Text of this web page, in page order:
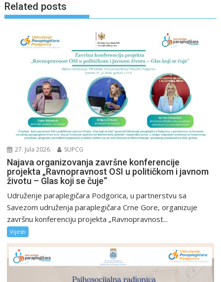
Related posts
27. Jula 2026. SUPCG
Najava organizovanja završne konferencije
projekta „Ravnopravnost OSI u političkom i javnom
životu – Glas koji se čuje“
Udruženje paraplegičara Podgorica, u partnerstvu sa
Savezom udruženja paraplegičara Crne Gore, organizuje
završnu konferenciju projekta „Ravnopravnost...
Vijesti